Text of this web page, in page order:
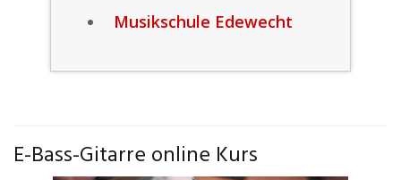
Musikschule Edewecht
E-Bass-Gitarre online Kurs